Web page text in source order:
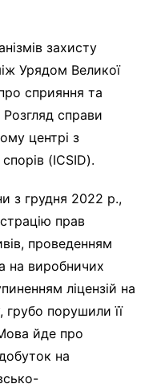
захисту
Урядом Великої
сприяння та
Розгляд справи
центрі з
(ICSID).
з грудня 2022 р.,
прав
проведенням
на виробничих
ліцензій на
грубо порушили її
йде про
на